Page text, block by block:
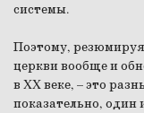
системы.
Поэтому,
церкви вообще и
в XX веке, – это
показательно, один